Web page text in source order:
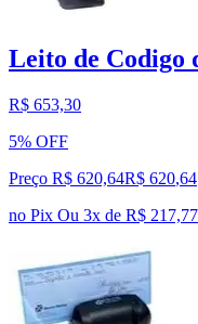
Leito de Codigo
R$ 653,30
5% OFF
Preço R$ 620,64R$ 620,64
no Pix Ou 3x de R$